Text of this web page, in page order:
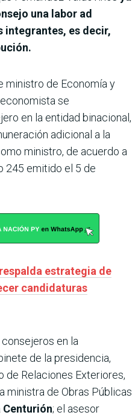
una labor ad
integrantes, es decir,
ministro de Economía y
se
en la entidad binacional,
adicional a la
ministro, de acuerdo a
245 emitido el 5 de
estrategia de
candidaturas
en la
de la presidencia,
de Relaciones Exteriores,
ministra de Obras Públicas
Centurión; el asesor